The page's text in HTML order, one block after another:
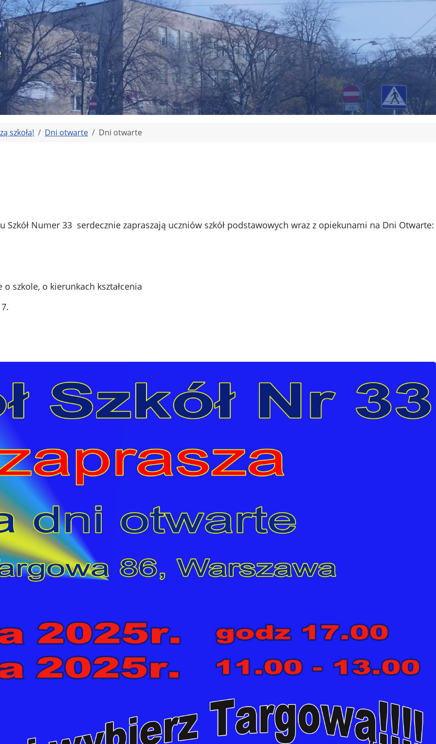
szkołą! Dni otwarte Dni otwarte
Szkół Numer 33 serdecznie zapraszają uczniów szkół podstawowych wraz z opiekunami na Dni Otwarte:
szkole, o kierunkach kształcenia